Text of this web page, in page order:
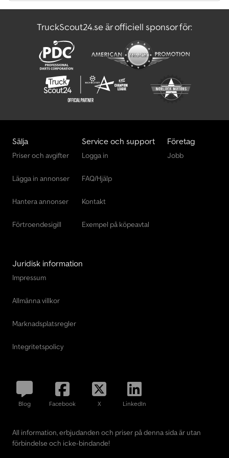
moms * 100 km/h-ombyggnad för 250,- Euro inkl. moms *
Kraftiga stödben bak (par) för 250,- Euro inkl. moms * Pendelflak
bak (se bilder) för 195,- Euro inkl. moms Förmånlig finansiering kan
ordnas på begäran. Försäljning, rådgivning och avhämtning i Zell
efter tidsbokning. Observera att på grund av rådande
materialbrist kan priserna på släpvagnar, tillbehör och byggdelar
variera p.g.a. materialkostnadstillägg. Mellanförsäljning och
felskrivningar förbehålles. Kontrollera tillgänglighet och slutpriser
vid förfrågan. Ständigt stort urval av nya och begagnade bilsläp
Leverans inom Tyskland mot tillägg möjlig!
TruckScout24.se är officiell sponsor för:
Sälja
Priser och avgifter
Lägga in annonser
Hantera annonser
Förtroendesigill
Service och support
Logga in
FAQ/Hjälp
Kontakt
Exempel på köpeavtal
Företag
Jobb
Juridisk information
Impressum
Allmänna villkor
Marknadsplatsregler
Integritetspolicy
Blog Facebook X LinkedIn
All information, erbjudanden och priser på denna sida är utan
förbindelse och icke-bindande!